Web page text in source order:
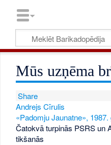
Mūs uzņēma
Share
Andrejs Cīrulis
«Padomju Jaunatne»,
Čatokvā turpinās PSRS un
tikšanās